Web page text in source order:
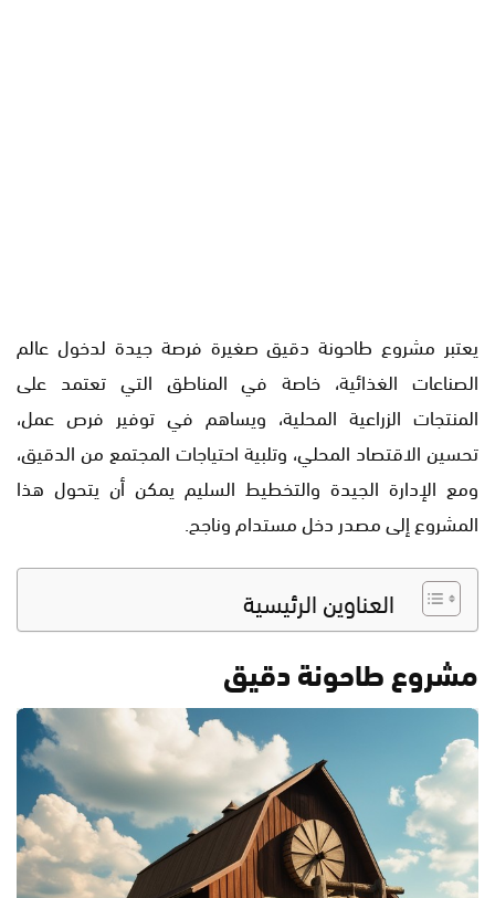
يعتبر مشروع طاحونة دقيق صغيرة فرصة جيدة لدخول عالم
الصناعات الغذائية، خاصة في المناطق التي تعتمد على
المنتجات الزراعية المحلية، ويساهم في توفير فرص عمل،
تحسين الاقتصاد المحلي، وتلبية احتياجات المجتمع من الدقيق،
ومع الإدارة الجيدة والتخطيط السليم يمكن أن يتحول هذا
المشروع إلى مصدر دخل مستدام وناجح.
العناوين الرئيسية
مشروع طاحونة دقيق